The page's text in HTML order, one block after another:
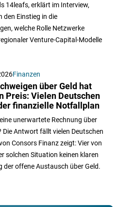
14leafs, erklärt im Interview,
den Einstieg in die
welche Rolle Netzwerke
Venture-Capital-Modelle
Finanzen
über Geld hat
Preis: Vielen Deutschen
finanzielle Notfallplan
unerwartete Rechnung über
Antwort fällt vielen Deutschen
Consors Finanz zeigt: Vier von
solchen Situation keinen klaren
der offene Austausch über Geld.